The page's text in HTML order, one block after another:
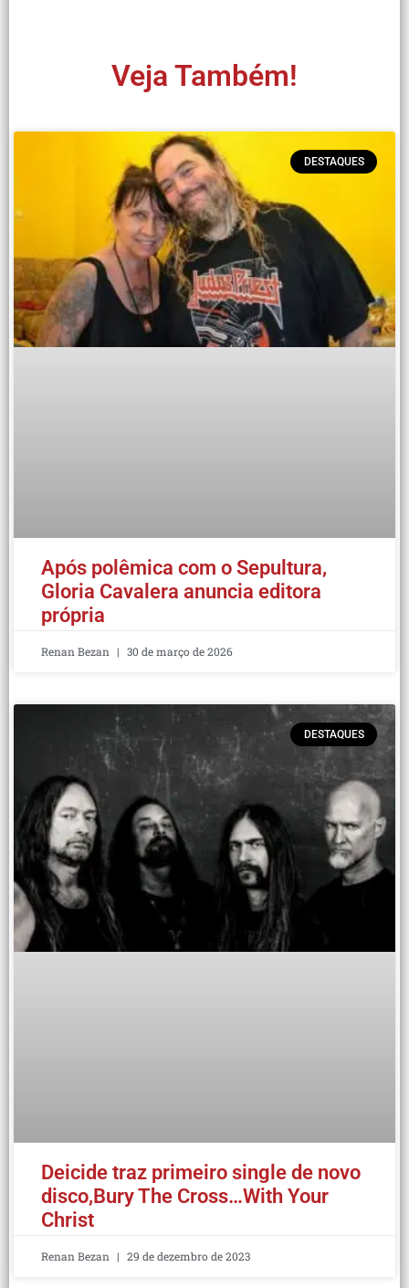
Veja Também!
DESTAQUES
Após polêmica com o Sepultura,
Gloria Cavalera anuncia editora
própria
Renan Bezan 30 de março de 2026
DESTAQUES
Deicide traz primeiro single de novo
disco,Bury The Cross…With Your
Christ
Renan Bezan 29 de dezembro de 2023